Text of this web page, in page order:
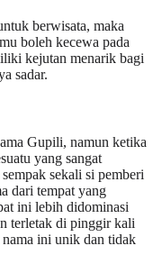
berwisata, maka
boleh kecewa pada
kejutan menarik bagi
sadar.
Gupili, namun ketika
yang sangat
sekali si pemberi
dari tempat yang
ini lebih didominasi
terletak di pinggir kali
nama ini unik dan tidak